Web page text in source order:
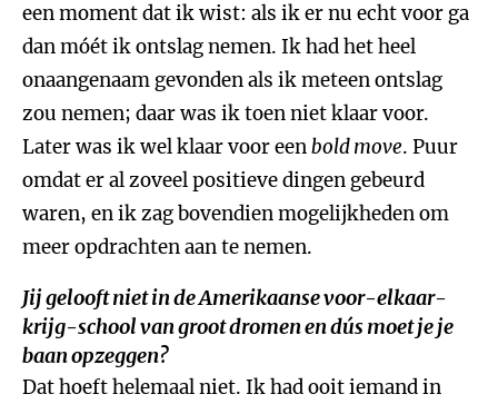
een moment dat ik wist: als ik er nu echt voor ga
dan móét ik ontslag nemen. Ik had het heel
onaangenaam gevonden als ik meteen ontslag
zou nemen; daar was ik toen niet klaar voor.
Later was ik wel klaar voor eenbold move. Puur
omdat er al zoveel positieve dingen gebeurd
waren, en ik zag bovendien mogelijkheden om
meer opdrachten aan te nemen.
Jij gelooft niet in de Amerikaanse voor-elkaar-
krijg-school van groot dromen en dús moet je je
baan opzeggen?
Dat hoeft helemaal niet. Ik had ooit iemand in